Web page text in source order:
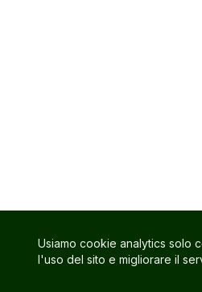
Usiamo cookie analytics solo
l'uso del sito e migliorare il